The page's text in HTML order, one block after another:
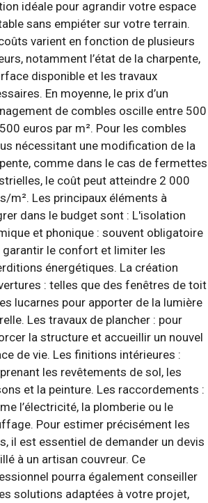
idéale pour agrandir votre espace
sans empiéter sur votre terrain.
varient en fonction de plusieurs
notamment l’état de la charpente,
disponible et les travaux
En moyenne, le prix d’un
de combles oscille entre 500
euros par m². Pour les combles
nécessitant une modification de la
comme dans le cas de fermettes
le coût peut atteindre 2 000
m². Les principaux éléments à
dans le budget sont : L'isolation
et phonique : souvent obligatoire
garantir le confort et limiter les
énergétiques. La création
: telles que des fenêtres de toit
lucarnes pour apporter de la lumière
Les travaux de plancher : pour
la structure et accueillir un nouvel
de vie. Les finitions intérieures :
les revêtements de sol, les
et la peinture. Les raccordements :
l’électricité, la plomberie ou le
Pour estimer précisément les
il est essentiel de demander un devis
à un artisan couvreur. Ce
pourra également conseiller
solutions adaptées à votre projet,